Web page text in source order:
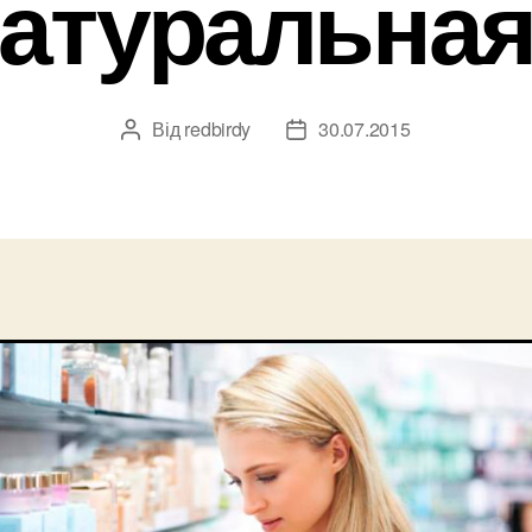
Автор
Від redbirdy
Дата30.07.2015